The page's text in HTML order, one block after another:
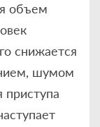
объем
снижается
шумом
приступа